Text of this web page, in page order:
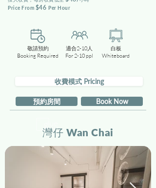
Price From $46 Per Hour
敬請預約
Booking Required
適合2-10人
For 2-10 ppl
白板
Whiteboard
收費模式 Pricing
預約房間 Book Now
​灣仔 Wan Chai